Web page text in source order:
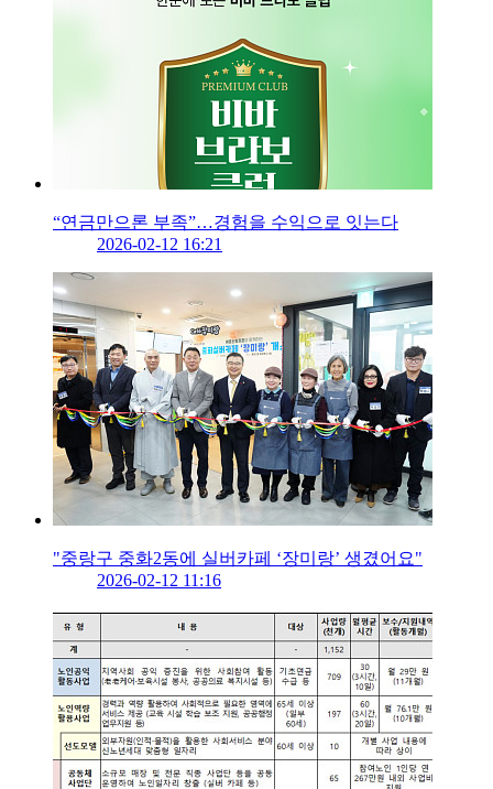
“연금만으론 부족”…경험을 수익으로 잇는다
2026-02-12 16:21
"중랑구 중화2동에 실버카페 ‘장미랑’ 생겼어요"
2026-02-12 11:16